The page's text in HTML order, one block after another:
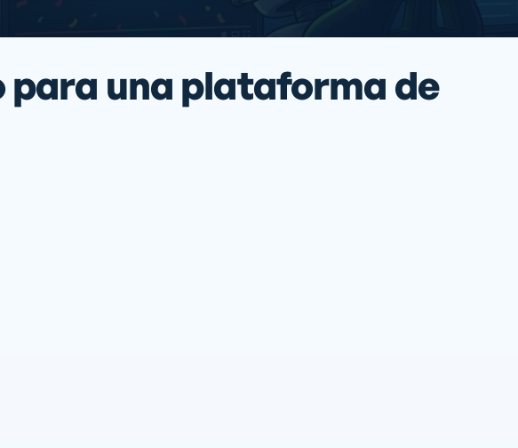
una plataforma de